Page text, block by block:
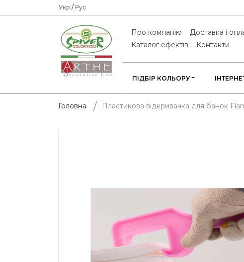
Укр / Рус
Про компанію Доставка і
Каталог ефектів
Контакти
ПІДБІР КОЛЬОРУ
Головна Пластикова відкривачка для банок